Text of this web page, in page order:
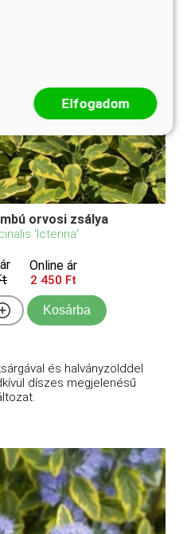
orvosi zsálya
'Icterina'
Online ár
2 450 Ft
Kosárba
és halványzölddel
díszes megjelenésű
Elfogadom